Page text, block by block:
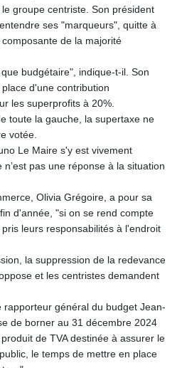
groupe centriste. Son président
ses "marqueurs", quitte à
de la majorité
budgétaire", indique-t-il. Son
d'une contribution
les superprofits à 20%.
toute la gauche, la supertaxe ne
votée.
Le Maire s'y est vivement
pas une réponse à la situation
Olivia Grégoire, a pour sa
d'année, "si on se rend compte
leurs responsabilités à l'endroit
la suppression de la redevance
et les centristes demandent
général du budget Jean-
de borner au 31 décembre 2024
de TVA destinée à assurer le
le temps de mettre en place